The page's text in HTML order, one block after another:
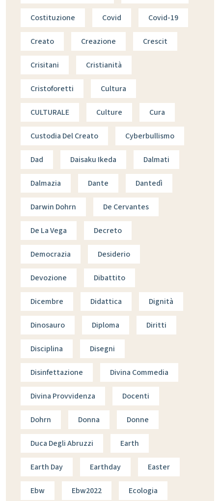
Costituzione Covid Covid-19
Creato Creazione Crescit
Crisitani Cristianità
Cristoforetti Cultura
CULTURALE Culture Cura
Custodia Del Creato Cyberbullismo
Dad Daisaku Ikeda Dalmati
Dalmazia Dante Dantedì
Darwin Dohrn De Cervantes
De La Vega Decreto
Democrazia Desiderio
Devozione Dibattito
Dicembre Didattica Dignità
Dinosauro Diploma Diritti
Disciplina Disegni
Disinfettazione Divina Commedia
Divina Provvidenza Docenti
Dohrn Donna Donne
Duca Degli Abruzzi Earth
Earth Day Earthday Easter
Ebw Ebw2022 Ecologia